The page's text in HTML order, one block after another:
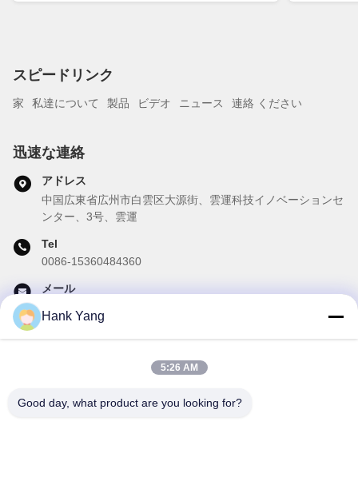
スピードリンク
家 私達について 製品 ビデオ ニュース 連絡 ください
迅速な連絡
アドレス
中国広東省広州市白雲区大源街、雲運科技イノベーションセ
ンター、3号、雲運
Tel
0086-15360484360
メール
ニュースレターへの購読は,割引などで可能です.
Hank Yang
5:26 AM
Good day, what product are you looking for?